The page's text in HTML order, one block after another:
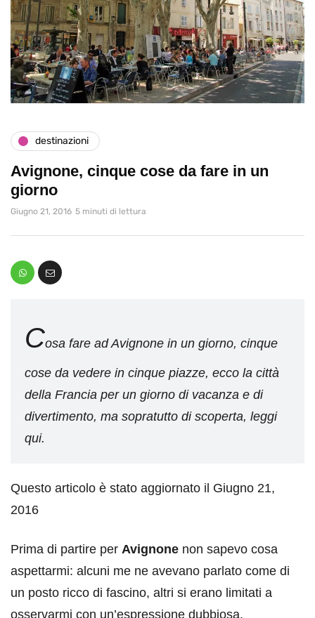
destinazioni
Avignone, cinque cose da fare in un
giorno
Giugno 21, 2016 5 minuti di lettura
Cosa fare ad Avignone in un giorno, cinque
cose da vedere in cinque piazze, ecco la città
della Francia per un giorno di vacanza e di
divertimento, ma sopratutto di scoperta, leggi
qui.
Questo articolo è stato aggiornato il Giugno 21,
2016
Prima di partire per Avignone non sapevo cosa
aspettarmi: alcuni me ne avevano parlato come di
un posto ricco di fascino, altri si erano limitati a
osservarmi con un’espressione dubbiosa.